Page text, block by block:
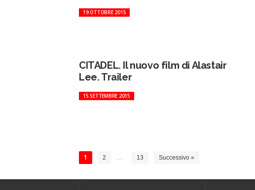
19 OTTOBRE 2015
CITADEL. Il nuovo film di Alastair
Lee. Trailer
15 SETTEMBRE 2015
1 2 13 Successivo »